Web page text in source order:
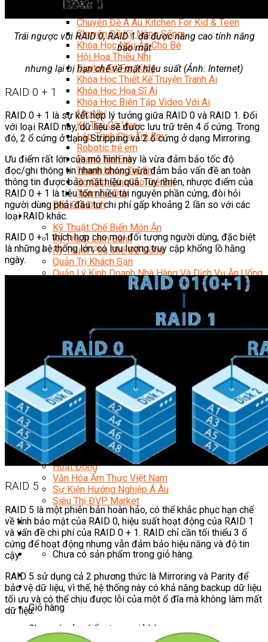
Trại Hè Hướng Nghiệp
Chuyên Đề Á Âu Kitchen For Kid & Teen
Chuyên Đề Kỹ Năng Sống
Khóa Học Nấu Ăn Cho Bé
Hội Họa Thiếu Nhi
Digital Art For Kids
Khóa Học Thiết Kế Truyện Tranh Ai
Khóa Học Họa Sĩ Ai
Khóa Học Biên Tập Video Với Ai
Mc Nhí
Kỳ Thủ Cờ Vua
Lập Trình Cho Trẻ Em
Robotic trẻ em
Piano Trẻ Em
Thanh Nhạc Trẻ Em
Sơ Cấp Cứu Cho Trẻ Em
Toán Tư Duy
Bếp Gia Đình
Trung Cấp CET
Kỹ Thuật Chế Biến Món Ăn
Kỹ Thuật Làm Bánh
Kỹ Thuật Pha Chế Đồ Uống
Quản Trị Khách Sạn
Quản Lý Kinh Doanh Nhà Hàng Và Dịch Vụ Ăn Uống
Hướng Dẫn Du Lịch
Tạo Mẫu Và Chăm Sóc Sắc Đẹp
Truyền Thông Đa Phương Tiện
Công Nghệ Thông Tin
An Ninh Mạng
Âm Nhạc
Điện Công Nghiệp Và Dân Dụng
Văn Hóa Phổ Thông
Nâng Cao Năng Lực Tiếng Anh – Chuẩn TOEIC
Tin Tức
HỌC BỔNG 2026
Học kỹ năng
Đào Tạo Nghề
Hoạt Động
Văn Hóa Ẩm Thực Việt Nam
Sự Kiện Hướng Nghiệp Á Âu
Siêu Thị ĐVP Market
Chưa có sản phẩm trong giỏ hàng.
Giỏ hàng
Chưa có sản phẩm trong giỏ hàng.
Trái ngược với RAID 0, RAID 1 đã được nâng cao tính năng
bảo mật
nhưng lại bị hạn chế về mặt hiệu suất (Ảnh: Internet)
RAID 0 + 1
RAID 0 + 1 là sự kết hợp lý tưởng giữa RAID 0 và RAID 1. Đối
với loại RAID này, dữ liệu sẽ được lưu trữ trên 4 ổ cứng. Trong
đó, 2 ổ cứng ở dạng Stripping và 2 ổ cứng ở dạng Mirroring.
Ưu điểm rất lớn của mô hình này là vừa đảm bảo tốc độ
đọc/ghi thông tin nhanh chóng vừa đảm bảo vấn đề an toàn
thông tin được bảo mật hiệu quả. Tuy nhiên, nhược điểm của
RAID 0 + 1 là tiêu tốn nhiều tài nguyên phần cứng, đòi hỏi
người dùng phải đầu tư chi phí gấp khoảng 2 lần so với các
loại RAID khác.
RAID 0 + 1 thích hợp cho mọi đối tượng người dùng, đặc biệt
là những hệ thống lớn, có lưu lượng truy cập khổng lồ hằng
ngày.
RAID 5
RAID 5 là một phiên bản hoàn hảo, có thể khắc phục hạn chế
về tính bảo mật của RAID 0, hiệu suất hoạt động của RAID 1
và vấn đề chi phí của RAID 0 + 1. RAID chỉ cần tối thiểu 3 ổ
cứng để hoạt động nhưng vẫn đảm bảo hiệu năng và độ tin
cậy.
RAID 5 sử dụng cả 2 phương thức là Mirroring và Parity để
bảo vệ dữ liệu, vì thế, hệ thống này có khả năng backup dữ liệu
tối ưu và có thể chịu được lỗi của một ổ đĩa mà không làm mất
dữ liệu.